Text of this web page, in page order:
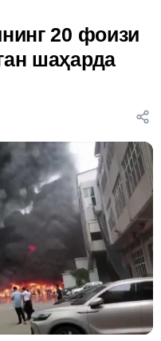
20 фоизи
шаҳарда